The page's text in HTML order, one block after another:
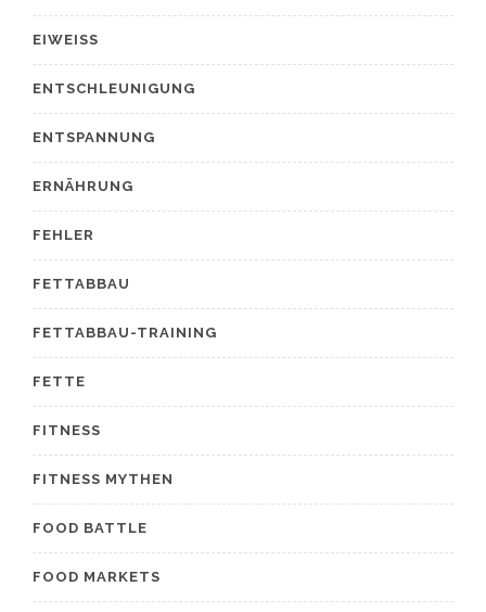
EIWEISS
ENTSCHLEUNIGUNG
ENTSPANNUNG
ERNÄHRUNG
FEHLER
FETTABBAU
FETTABBAU-TRAINING
FETTE
FITNESS
FITNESS MYTHEN
FOOD BATTLE
FOOD MARKETS